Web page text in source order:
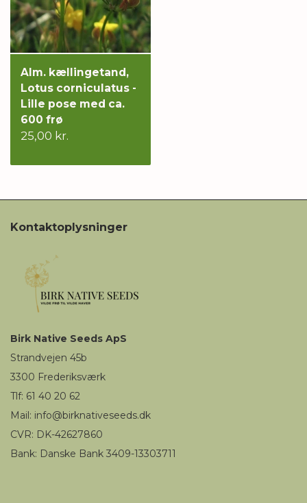
Alm. kællingetand,
Lotus corniculatus -
Lille pose med ca.
600 frø
25,00 kr.
Kontaktoplysninger
Birk Native Seeds ApS
Strandvejen 45b
3300 Frederiksværk
Tlf: 61 40 20 62
Mail: info@birknativeseeds.dk
CVR: DK-42627860
Bank: Danske Bank 3409-13303711